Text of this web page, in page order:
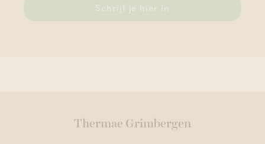
Schrijf je hier in
Thermae Grimbergen